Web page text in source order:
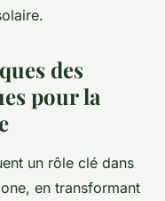
des
pour la
un rôle clé dans
en transformant